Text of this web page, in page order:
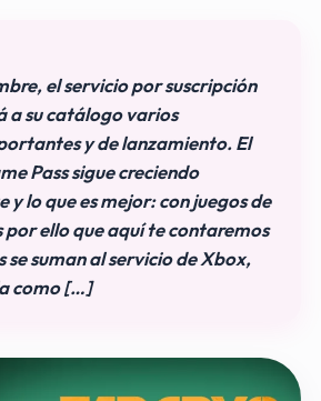
el servicio por suscripción
a su catálogo varios
y de lanzamiento. El
Pass sigue creciendo
lo que es mejor: con juegos de
por ello que aquí te contaremos
se suman al servicio de Xbox,
como […]